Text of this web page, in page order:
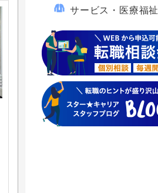
サービス・医療福祉